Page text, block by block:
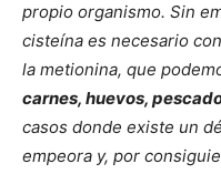
propio organismo. Sin
cisteína es necesario
la metionina, que
carnes, huevos,
casos donde existe un
empeora y, por